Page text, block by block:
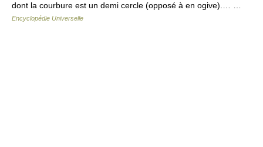
dont la courbure est un demi cercle (opposé à en ogive).… …
Encyclopédie Universelle